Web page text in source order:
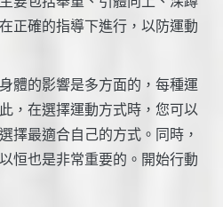
正確的指導下進行，以防運動
體的影響是多方面的，每種運
，在選擇運動方式時，您可以
擇最適合自己的方式。同時，
恒也是非常重要的。開始行動